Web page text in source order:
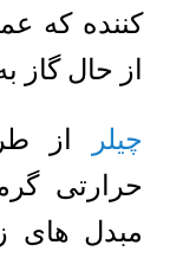
کننده که
از حال گاز
چیلر
از
حرارتی
مبدل های